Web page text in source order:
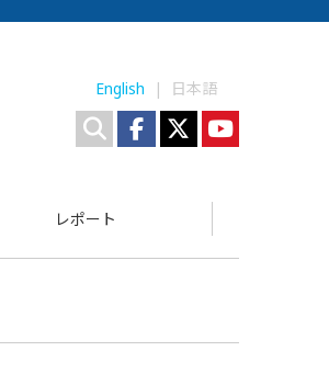
English | 日本語
レポート